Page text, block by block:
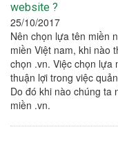
website ?
25/10/2017
Nên chọn lựa tên miền
miền Việt nam, khi nào
chọn .vn. Việc chọn lựa
thuận lợi trong việc
Do đó khi nào chúng ta
miền .vn.